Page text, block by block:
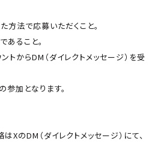
法で応募いただくこと。
ること。
トからDM（ダイレクトメッセージ）を受
加となります。
のDM（ダイレクトメッセージ）にて、